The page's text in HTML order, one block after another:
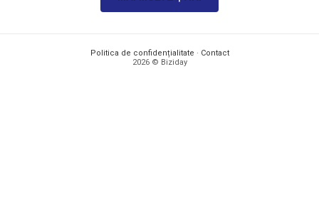
Politica de confidențialitate · Contact
2026 © Biziday